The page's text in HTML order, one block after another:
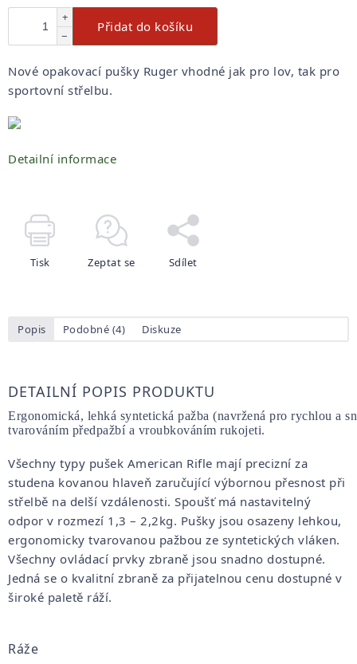
+
−
Přidat do košíku
Nové opakovací pušky Ruger vhodné jak pro lov, tak pro
sportovní střelbu.
Detailní informace
Tisk Zeptat se Sdílet
Popis Podobné (4) Diskuze
DETAILNÍ POPIS PRODUKTU
Ergonomická, lehká syntetická pažba (navržená pro rychlou a
tvarováním předpažbí a vroubkováním rukojeti.
Všechny typy pušek American Rifle mají precizní za
studena kovanou hlaveň zaručující výbornou přesnost při
střelbě na delší vzdálenosti. Spoušť má nastavitelný
odpor v rozmezí 1,3 – 2,2kg. Pušky jsou osazeny lehkou,
ergonomicky tvarovanou pažbou ze syntetických vláken.
Všechny ovládací prvky zbraně jsou snadno dostupné.
Jedná se o kvalitní zbraně za přijatelnou cenu dostupné v
široké paletě ráží.
Ráže